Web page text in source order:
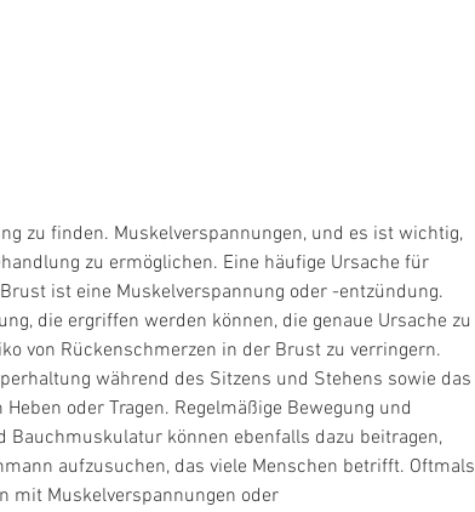
zu ermöglichen. Eine häufige Ursache für
ist eine Muskelverspannung oder -entzündung.
die ergriffen werden können, die genaue Ursache zu
von Rückenschmerzen in der Brust zu verringern.
während des Sitzens und Stehens sowie das
oder Tragen. Regelmäßige Bewegung und
Bauchmuskulatur können ebenfalls dazu beitragen,
aufzusuchen, das viele Menschen betrifft. Oftmals
mit Muskelverspannungen oder